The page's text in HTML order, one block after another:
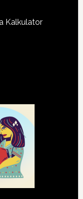
Kalkulator